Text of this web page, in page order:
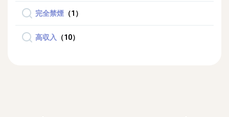
完全禁煙 （1）
高収入 （10）